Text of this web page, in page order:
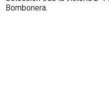
Bombonera.